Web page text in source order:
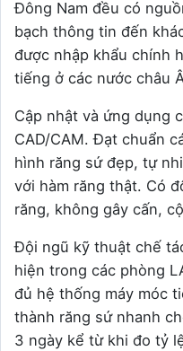
Đông Nam đều có
bạch thông tin đến
được nhập khẩu chính
tiếng ở các nước châu
Cập nhật và ứng dụng
CAD/CAM. Đạt chuẩn
hình răng sứ đẹp, tự
với hàm răng thật. Có
răng, không gây cấn,
Đội ngũ kỹ thuật chế
hiện trong các phòng
đủ hệ thống máy móc
thành răng sứ nhanh
3 ngày kể từ khi đo tỷ